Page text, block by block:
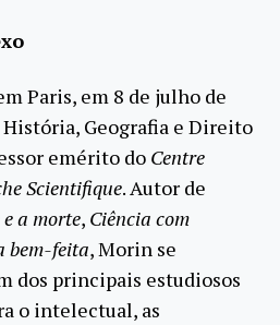
Paris, em 8 de julho de
História, Geografia e Direito
emérito do Centre
Scientifique. Autor de
a morte, Ciência com
bem-feita, Morin se
dos principais estudiosos
o intelectual, as